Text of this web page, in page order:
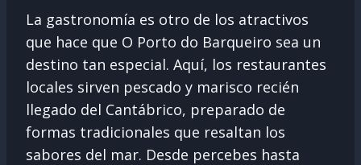
La gastronomía es otro de los atractivos
que hace que O Porto do Barqueiro sea un
destino tan especial. Aquí, los restaurantes
locales sirven pescado y marisco recién
llegado del Cantábrico, preparado de
formas tradicionales que resaltan los
sabores del mar. Desde percebes hasta